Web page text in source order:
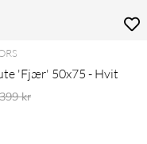
'Fjær' 50x75 - Hvit
Ordinarie pris:
399 kr